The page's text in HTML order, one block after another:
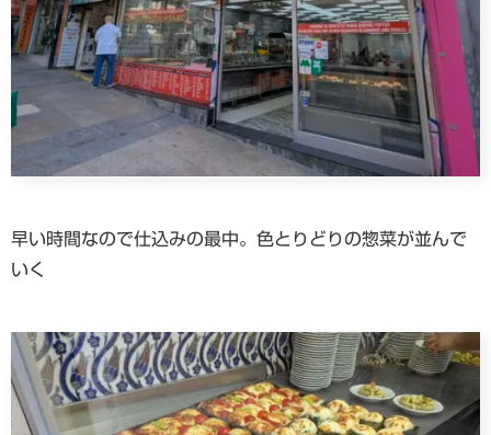
早い時間なので仕込みの最中。色とりどりの惣菜が並んで
いく